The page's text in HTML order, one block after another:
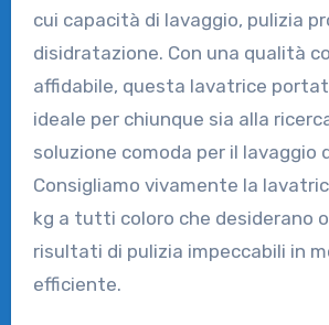
cui capacità di lavaggio, pulizia
disidratazione. Con una qualità
affidabile, questa lavatrice
ideale per chiunque sia alla
soluzione comoda per il lavaggio
Consigliamo vivamente la
kg a tutti coloro che desiderano
risultati di pulizia impeccabili in
efficiente.